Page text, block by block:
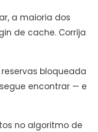
a maioria dos
de cache. Corrija
bloqueada
encontrar — e
no algoritmo de